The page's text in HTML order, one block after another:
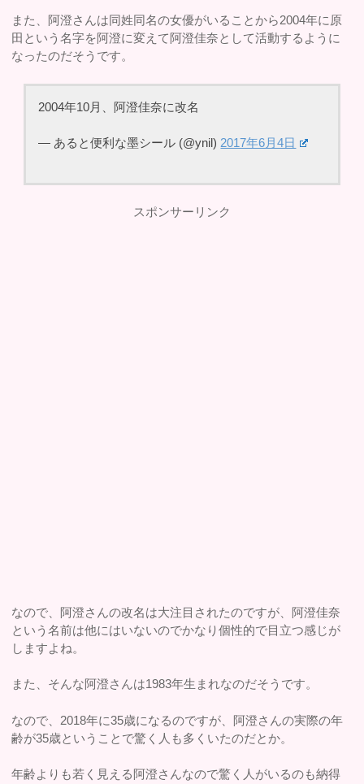
また、阿澄さんは同姓同名の女優がいることから2004年に原
田という名字を阿澄に変えて阿澄佳奈として活動するように
なったのだそうです。
2004年10月、阿澄佳奈に改名
— あると便利な墨シール (@ynil) 2017年6月4日
スポンサーリンク
なので、阿澄さんの改名は大注目されたのですが、阿澄佳奈
という名前は他にはいないのでかなり個性的で目立つ感じが
しますよね。
また、そんな阿澄さんは1983年生まれなのだそうです。
なので、2018年に35歳になるのですが、阿澄さんの実際の年
齢が35歳ということで驚く人も多くいたのだとか。
年齢よりも若く見える阿澄さんなので驚く人がいるのも納得